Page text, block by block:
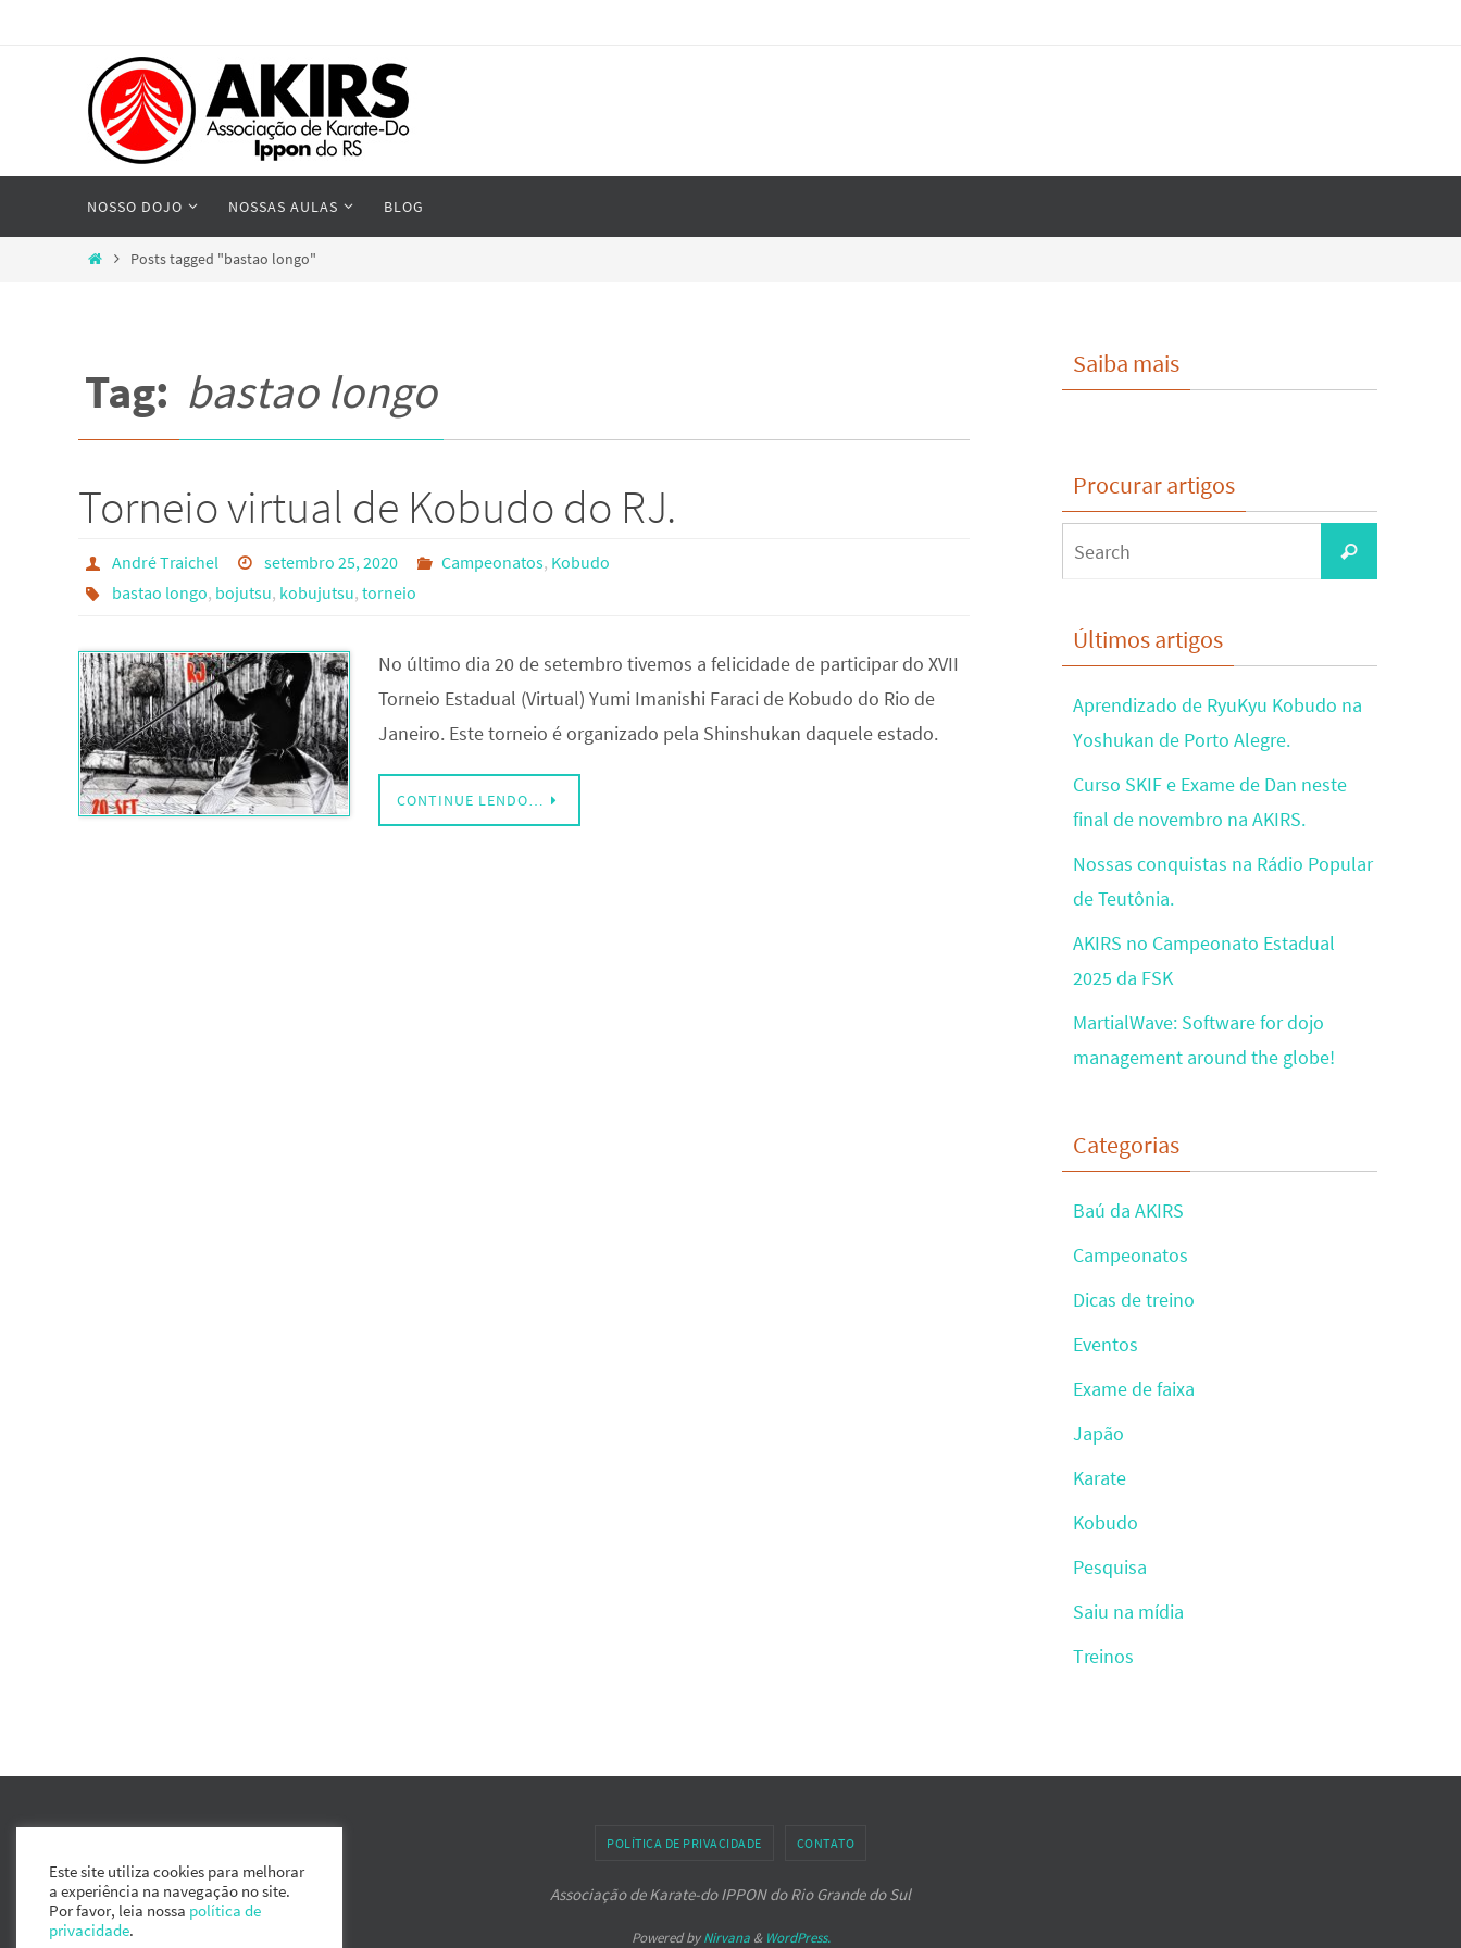
content
NOSSO DOJO NOSSAS AULAS BLOG
HomePosts tagged "bastao longo"
Tag: bastao longo
Torneio virtual de Kobudo do RJ.
André Traichel setembro 25, 2020 Campeonatos, Kobudo
bastao longo, bojutsu, kobujutsu, torneio
No último dia 20 de setembro tivemos a felicidade de participar do XVII
Torneio Estadual (Virtual) Yumi Imanishi Faraci de Kobudo do Rio de
Janeiro. Este torneio é organizado pela Shinshukan daquele estado.
CONTINUE LENDO…
Saiba mais
Procurar artigos
for:
Search
Últimos artigos
Aprendizado de RyuKyu Kobudo na
Yoshukan de Porto Alegre.
Curso SKIF e Exame de Dan neste
final de novembro na AKIRS.
Nossas conquistas na Rádio Popular
de Teutônia.
AKIRS no Campeonato Estadual
2025 da FSK
MartialWave: Software for dojo
management around the globe!
Categorias
Baú da AKIRS
Campeonatos
Dicas de treino
Eventos
Exame de faixa
Japão
Karate
Kobudo
Pesquisa
Saiu na mídia
Treinos
POLÍTICA DE PRIVACIDADE CONTATO
Associação de Karate-do IPPON do Rio Grande do Sul
Powered byNirvana& WordPress.
Este site utiliza cookies para melhorar
a experiência na navegação no site.
Por favor, leia nossa política de
privacidade.